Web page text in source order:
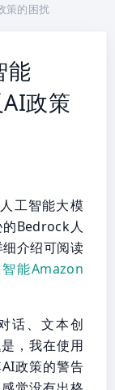
策的困扰
能
政策
工智能大模
的Bedrock人
介绍可阅读
能Amazon
话、文本创
，我在使用
政策的警告